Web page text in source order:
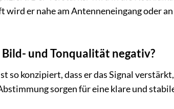
wird er nahe am Antenneneingang oder
und Tonqualität negativ?
so konzipiert, dass er das Signal
sorgen für eine klare und